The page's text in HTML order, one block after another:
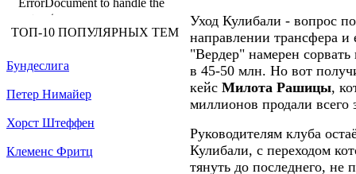
ТОП-10 ПОПУЛЯРНЫХ ТЕМ
Бундеслига
Петер Нимайер
Хорст Штеффен
Клеменс Фритц
Уход Кулибали - вопрос
направлении трансфера
"Вердер" намерен
в 45-50 млн. Но вот
кейс Милота Рашицы,
миллионов продали всего
Руководителям клуба
Кулибали, с переходом
тянуть до последнего, не